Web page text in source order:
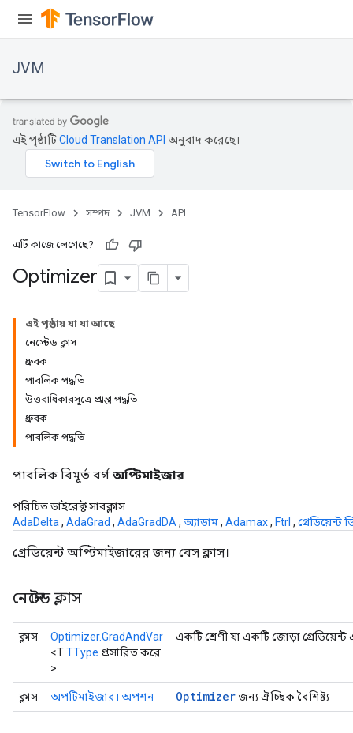
JVM
এই পৃষ্ঠাটিCloud Translation API অনুবাদ করেছে।
TensorFlow সম্পদ JVM API
এটি কাজে লেগেছে?
Optimizer
এই পৃষ্ঠায় যা যা আছে
নেস্টেড ক্লাস
ধ্রুবক
পাবলিক পদ্ধতি
উত্তরাধিকারসূত্রে প্রাপ্ত পদ্ধতি
ধ্রুবক
পাবলিক পদ্ধতি
পাবলিক বিমূর্ত বর্গ অপ্টিমাইজার
পরিচিত ডাইরেক্ট সাবক্লাস
AdaDelta , AdaGrad , AdaGradDA , অ্যাডাম, Adamax, Ftrl , গ্রেডিয়েন্ট
গ্রেডিয়েন্ট অপ্টিমাইজারের জন্য বেস ক্লাস।
নেস্টেড ক্লাস
ক্লাস
Optimizer.GradAndVar
<TTType প্রসারিত করে
>
একটি শ্রেণী যা একটি জোড়া
ক্লাস অপটিমাইজার। অপশন Optimizerজন্য ঐচ্ছিক বৈশিষ্ট্য